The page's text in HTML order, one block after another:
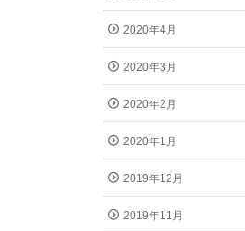
2020年4月
2020年3月
2020年2月
2020年1月
2019年12月
2019年11月